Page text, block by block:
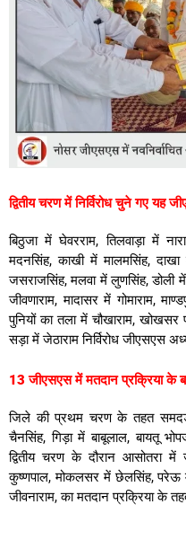
द्वितीय चरण में निर्विरोध चुने गए यह
बिठुजा में घेवरराम, तिलवाड़ा में
मदनसिंह, काखी में मालमसिंह, दाखा
जसराजसिंह, मलवा में लुणसिंह, डोली
जीवणाराम, मादासर में गोमाराम,
पुनियों का तला में चौखाराम, खोखसर
सड़ा में जेठाराम निर्विरोध जीएसएस
13 जीएसएस में मतदान प्रक्रिया के
जिले की प्रथम चरण के तहत
चैनसिंह, गिड़ा में बाबूलाल, बायतू
द्वितीय चरण के दौरान आसोतरा
कुष्णपाल, मोकलसर में छेलसिंह, परेऊ में
जीवनाराम, का मतदान प्रक्रिया के